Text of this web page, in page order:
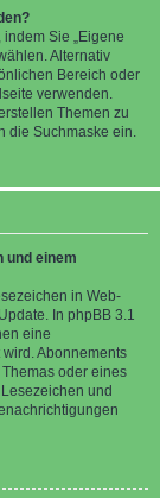
Sie „Eigene
Alternativ
Bereich oder
verwenden.
Themen zu
die Suchmaske ein.
und einem
in Web-
In phpBB 3.1
eine
Abonnements
oder eines
und